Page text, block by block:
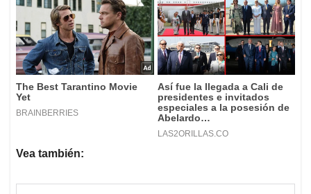
Vea también: